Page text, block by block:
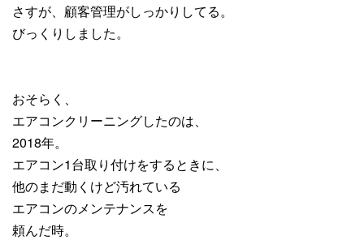
さすが、顧客管理がしっかりしてる。
びっくりしました。
おそらく、
エアコンクリーニングしたのは、
2018年。
エアコン1台取り付けをするときに、
他のまだ動くけど汚れている
エアコンのメンテナンスを
頼んだ時。